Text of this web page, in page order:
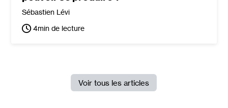
Sébastien Lévi
4min de lecture
Voir tous les articles